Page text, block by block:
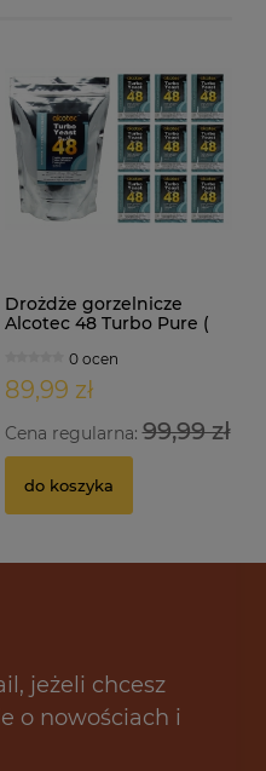
Drożdże gorzelnicze
Alcotec 48 Turbo Pure (
0 ocen
89,99 zł
Cena regularna:99,99 zł
do koszyka
jeżeli chcesz
o nowościach i